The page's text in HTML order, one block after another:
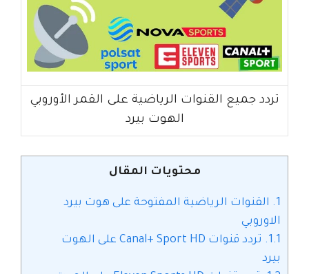
تردد جميع القنوات الرياضية على القمر الأوروبي
الهوت بيرد
محتويات المقال
1.
القنوات الرياضية المفتوحة على هوت بيرد
الاوروبي
1.1.
تردد قنوات Canal+ Sport HD على الهوت
بيرد